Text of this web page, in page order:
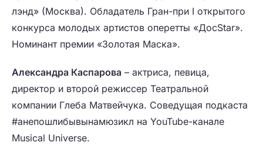
лэнд» (Москва). Обладатель Гран-при I открытого
конкурса молодых артистов оперетты «ДoсStar».
Номинант премии «Золотая Маска».
Александра Каспарова – актриса, певица,
директор и второй режиссер Театральной
компании Глеба Матвейчука. Соведущая подкаста
#анепошлибывынамюзикл на YouTube-канале
Musical Universe.